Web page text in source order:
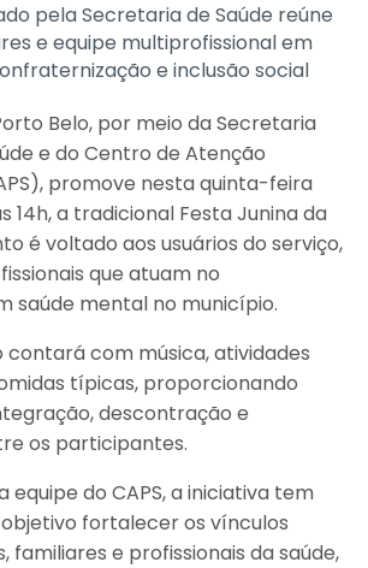
pela Secretaria de Saúde reúne
e equipe multiprofissional em
e inclusão social
Belo, por meio da Secretaria
e do Centro de Atenção
promove nesta quinta-feira
14h, a tradicional Festa Junina da
é voltado aos usuários do serviço,
que atuam no
saúde mental no município.
com música, atividades
típicas, proporcionando
descontração e
os participantes.
equipe do CAPS, a iniciativa tem
fortalecer os vínculos
familiares e profissionais da saúde,